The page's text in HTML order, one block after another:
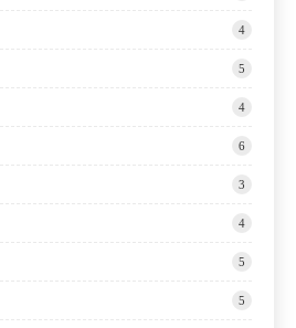
4
5
4
6
3
4
5
5